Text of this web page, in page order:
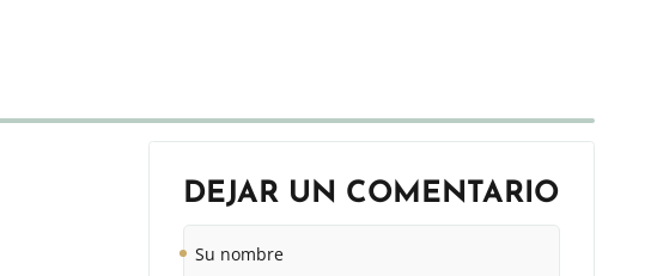
DEJAR UN COMENTARIO
nombre